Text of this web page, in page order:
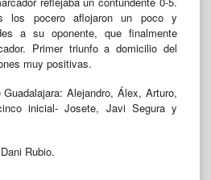
los pocero aflojaron un poco y
a su oponente, que finalmente
Primer triunfo a domicilio del
muy positivas.
Alejandro, Álex, Arturo,
inicial- Josete, Javi Segura y
Rubio.